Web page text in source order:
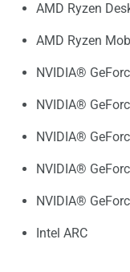
AMD Ryzen
AMD Ryzen
NVIDIA®
NVIDIA®
NVIDIA®
NVIDIA®
NVIDIA®
Intel ARC